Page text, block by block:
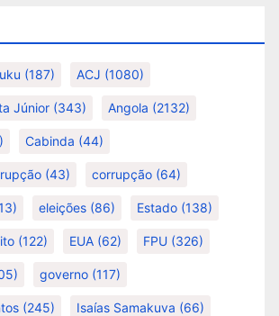
(187) ACJ (1080)
Júnior (343) Angola (2132)
Cabinda (44)
(43) corrupção (64)
eleições (86) Estado (138)
(122) EUA (62) FPU (326)
governo (117)
(245) Isaías Samakuva (66)